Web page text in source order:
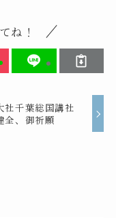
ね！
社千葉総国講社
全、御祈願